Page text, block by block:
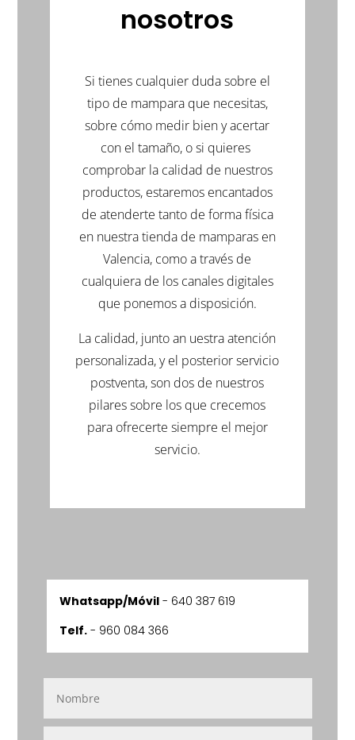
en
una
nosotros
Si tienes cualquier duda sobre el
tipo de mampara que necesitas,
sobre cómo medir bien y acertar
con el tamaño, o si quieres
comprobar la calidad de nuestros
productos, estaremos encantados
de atenderte tanto de forma física
en nuestra tienda de mamparas en
Valencia, como a través de
cualquiera de los canales digitales
que ponemos a disposición.
La calidad, junto an uestra atención
personalizada, y el posterior servicio
postventa, son dos de nuestros
pilares sobre los que crecemos
para ofrecerte siempre el mejor
servicio.
Whatsapp/Móvil- 640 387 619
Telf.- 960 084 366